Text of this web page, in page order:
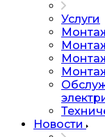
Услуги
Новости